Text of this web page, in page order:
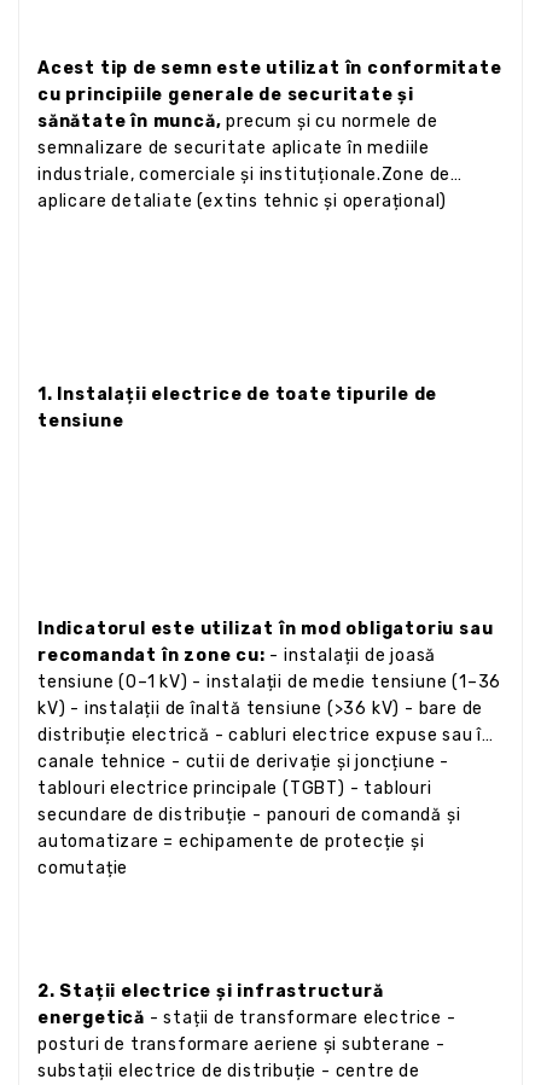
Acest tip de semn este utilizat în conformitate
cu principiile generale de securitate și
sănătate în muncă,precum și cu normele de
semnalizare de securitate aplicate în mediile
industriale, comerciale și instituționale.Zone de
aplicare detaliate (extins tehnic și operațional)
1. Instalații electrice de toate tipurile de
tensiune
Indicatorul este utilizat în mod obligatoriu sau
recomandat în zone cu: - instalații de joasă
tensiune (0–1 kV) - instalații de medie tensiune (1–36
kV) - instalații de înaltă tensiune (>36 kV) - bare de
distribuție electrică - cabluri electrice expuse sau în
canale tehnice - cutii de derivație și joncțiune -
tablouri electrice principale (TGBT) - tablouri
secundare de distribuție - panouri de comandă și
automatizare = echipamente de protecție și
comutație
2. Stații electrice și infrastructură
energetică - stații de transformare electrice -
posturi de transformare aeriene și subterane -
substații electrice de distribuție - centre de